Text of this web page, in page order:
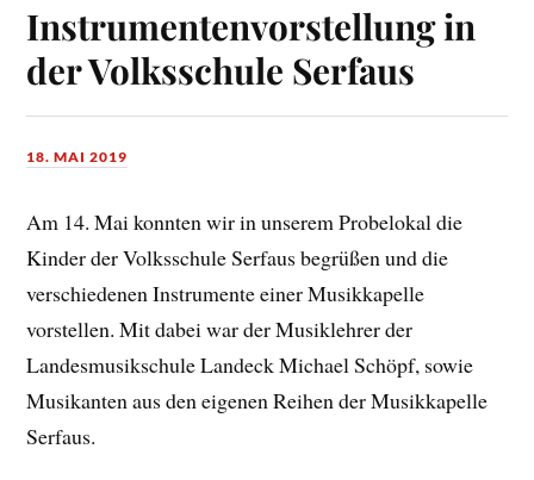
Instrumentenvorstellung in
der Volksschule Serfaus
18. MAI 2019
Am 14. Mai konnten wir in unserem Probelokal die
Kinder der Volksschule Serfaus begrüßen und die
verschiedenen Instrumente einer Musikkapelle
vorstellen. Mit dabei war der Musiklehrer der
Landesmusikschule Landeck Michael Schöpf, sowie
Musikanten aus den eigenen Reihen der Musikkapelle
Serfaus.